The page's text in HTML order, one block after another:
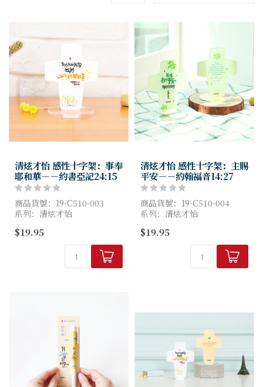
清炫才怡 感性十字架：事奉
耶和華－－約書亞記24:15
商品貨號：19-C510-003
系列：清炫才怡
Gracebell
尺寸：長7x寬7x厚度0.5cm
$19.95
清炫才怡 感性十字架：主賜
平安－－約翰福音14:27
商品貨號：19-C510-004
系列：清炫才怡
Gracebell
尺寸：長7x寬7x厚度0.5cm
$19.95